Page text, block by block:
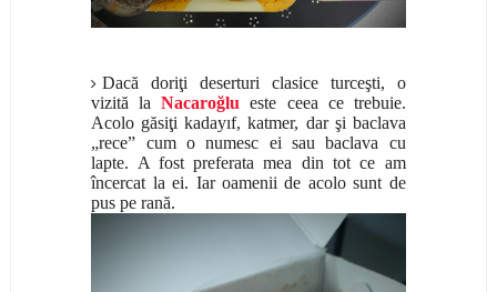
Dacă doriţi deserturi clasice turceşti, o
vizită laNacaroğlu este ceea ce trebuie.
Acolo găsiţi kadayıf, katmer, dar şi baclava
„rece” cum o numesc ei sau baclava cu
lapte. A fost preferata mea din tot ce am
încercat la ei. Iar oamenii de acolo sunt de
pus pe rană.